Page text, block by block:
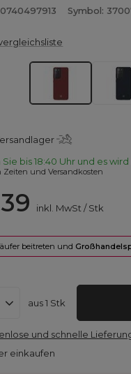
Symbol:
Sie bis18:40 Uhr und es
Zeiten und Versandkosten
inkl. MwSt /Stk
beitreten und
aus1 Stk
und schnelle
einkaufen